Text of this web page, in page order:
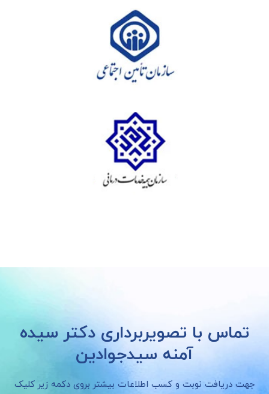
تماس با تصویربرداری دکتر سیده
آمنه سیدجوادین
جهت دریافت نوبت و کسب اطلاعات بیشتر بروی دکمه زیر کلیک